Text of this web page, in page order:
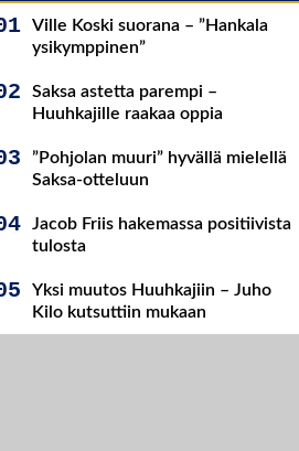
Ville Koski suorana – ”Hankala
ysikymppinen”
Saksa astetta parempi –
Huuhkajille raakaa oppia
”Pohjolan muuri” hyvällä mielellä
Saksa-otteluun
Jacob Friis hakemassa positiivista
tulosta
Yksi muutos Huuhkajiin – Juho
Kilo kutsuttiin mukaan